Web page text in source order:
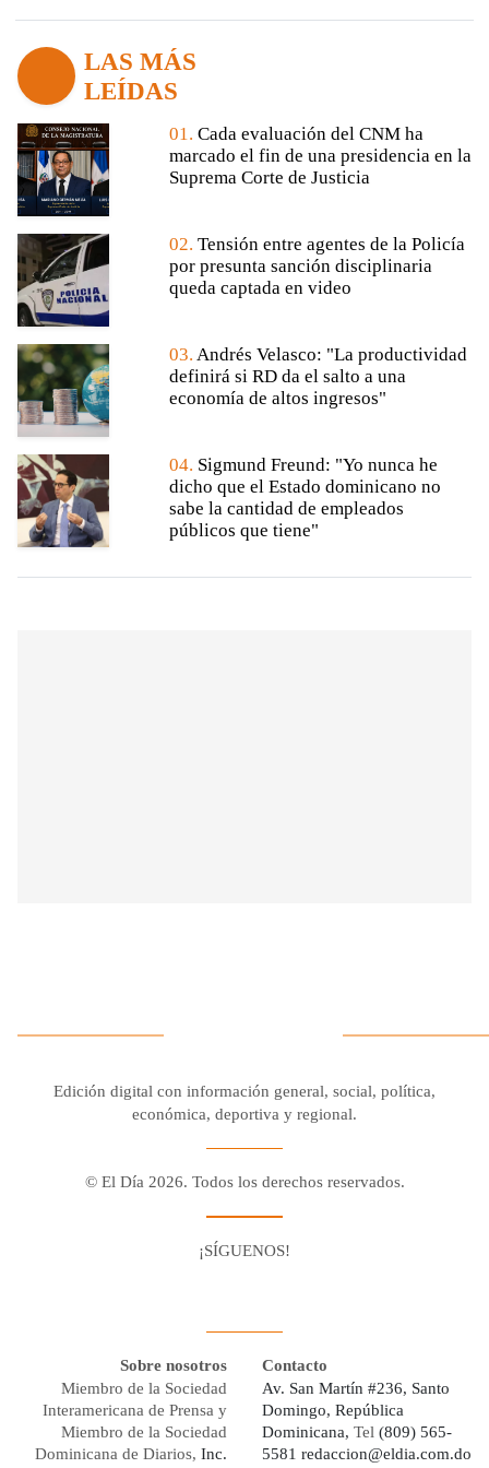
LAS MÁS
LEÍDAS
01. Cada evaluación del CNM ha
marcado el fin de una presidencia en la
Suprema Corte de Justicia
02. Tensión entre agentes de la Policía
por presunta sanción disciplinaria
queda captada en video
03. Andrés Velasco: "La productividad
definirá si RD da el salto a una
economía de altos ingresos"
04. Sigmund Freund: "Yo nunca he
dicho que el Estado dominicano no
sabe la cantidad de empleados
públicos que tiene"
Edición digital con información general, social, política,
económica, deportiva y regional.
© El Día 2026. Todos los derechos reservados.
¡SÍGUENOS!
Sobre nosotros
Miembro de la Sociedad
Interamericana de Prensa y
Miembro de la Sociedad
Dominicana de Diarios, Inc.
Contacto
Av. San Martín #236, Santo
Domingo, República
Dominicana, Tel (809) 565-
5581 redaccion@eldia.com.do